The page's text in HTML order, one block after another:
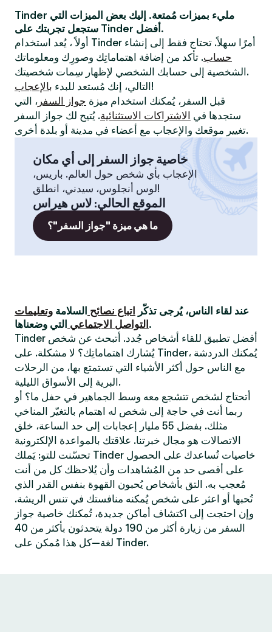
Tinder مليء بميزات مُمتعة. إليك بعض الميزات التي
ستجعل تجربتك على Tinder أفضل.
أولاً ، يُعد استخدام Tinder أمرًا سهلاً. تحتاج فقط إلى إنشاء
حساب. تأكد من إضافة اهتماماتِك وصورِك ومعلوماتك
الشخصية إلى حسابك الشخصي لإظهار سِمات شخصيتك.
التالي، إنك مُستعد للبدء بالإعجاب
!
قبل السفر، يُمكنك استخدام ميزة جواز السفر ، التي
ستجدها في الاشتراكات الاستثنائية. يُتيح لك جواز السفر
تغيير موقعك والإعجاب مع أعضاء في مدينة أو بلدة أخرى.
خاصية جواز السفر إلى أي مكان
الإعجاب بأي شخص حول العالم. باريس،
لوس أنجلوس، سيدني، انطلق!
الموقع الحالي: لاس هيراس
ما هي ميزة "جواز السفر"؟
عند لقاء الناس، يُرجى تذكّر اتباع نصائح السلامة وتعليمات
التواصل الاجتماعي التي وضعناها.
Tinder أفضل تطبيق للقاء أشخاص جُدد. أتبحث عن شخص
يُشارك اهتماماتِك؟ لا مشكلة. على Tinder، يُمكنك الدردشة
مع الناس حول أكثر الأشياء التي تستمتع بها، من الرحلات
البرية إلى الأسواق الليلية.
أتحتاج لشخص تتشجع معه وسط الجماهير في حفل ما؟ أو
ربما أنت في حاجة إلى شخص له اهتمام بالتغيّر المناخي
مثلك. بفضل 55 مليار إعجابات إلى حد الساعة، خلق
الاتصالات هو مجال خبرتنا. علاقتك بالمواعدة الإلكترونية
تحسّنت للتو: يَملك Tinder خاصيات تُساعدك على الحصول
على أقصى حد من المُشاهدات وأن يُلاحظك كل من أنت
مُعجب به. التق بأشخاص يُحبون القهوة بنفس القدر الذي
تُحبها أو اعثر على شخص يُمكنه منافستك في تنس الريشة.
وإن احتجت إلى اكتشاف أماكن جديدة، تُمكنك خاصية جواز
السفر من زيارة أكثر من 190 دولة يتحدثون بأكثر من 40
لغة—كل هذا مُمكن على Tinder.